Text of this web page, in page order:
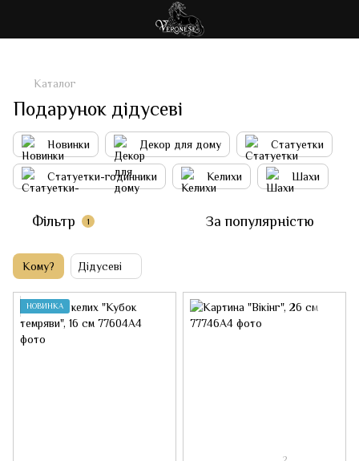
Каталог
Подарунок дідусеві
Новинки Декор для дому Статуетки
Статуетки-годинники Келихи Шахи
Фільтр 1 За популярністю
Кому? Дідусеві
НОВИНКА